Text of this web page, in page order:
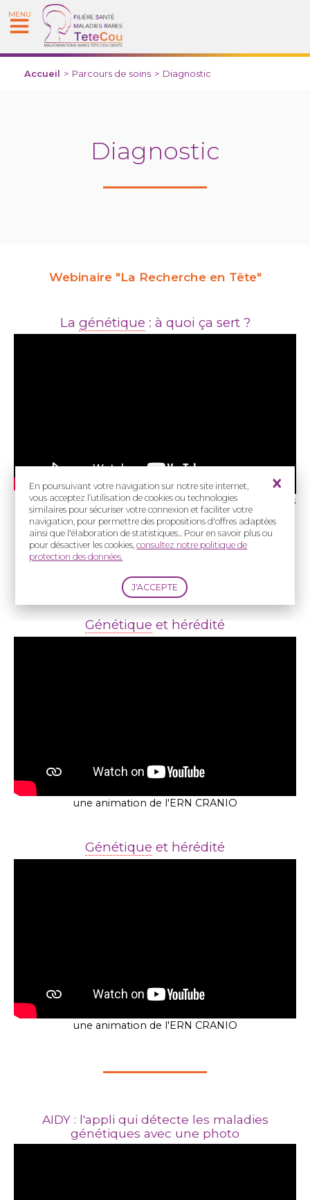
En poursuivant votre navigation sur notre site internet,
vous acceptez l’utilisation de cookies ou technologies
similaires pour sécuriser votre connexion et faciliter votre
navigation, pour permettre des propositions d'offres adaptées
ainsi que l'élaboration de statistiques... Pour en savoir plus ou
pour désactiver les cookies,consultez notre politique de
protection des données.
MENU
Accueil > Parcours de soins > Diagnostic
Diagnostic
Webinaire "La Recherche en Tête"
La génétique : à quoi ça sert ?
Pr Agnès Bloch-Zupan, Pr David Geneviève, Pr Stanislas
Lyonnet
29 avril 2025
Génétique et hérédité
une animation de l'ERN CRANIO
Génétique et hérédité
une animation de l'ERN CRANIO
AIDY : l'appli qui détecte les maladies
génétiques avec une photo